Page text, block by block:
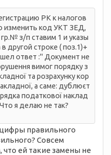
РК к налогов
изменить код УКТ ЗЕД,
з/п ставим 1 и указы
другой строке ( поз.1)+
ответ :" Документ не
вимог порядку з
та розрахунку кор
а саме: дублюєт
податкової наклад
я делаю не так?
правильного
Совсем
ей такие замены не